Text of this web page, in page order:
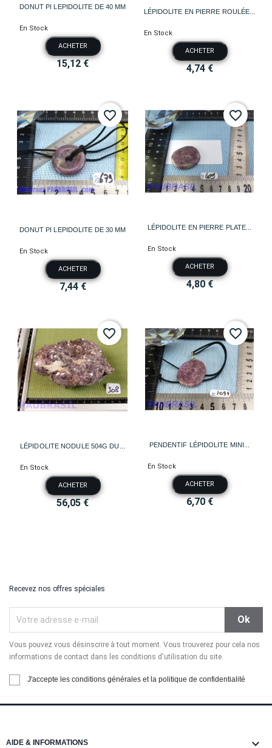
DONUT PI LEPIDOLITE DE 40 MM
En Stock
ACHETER
15,12 €
LÉPIDOLITE EN PIERRE ROULÉE...
En Stock
ACHETER
4,74 €
DONUT PI LEPIDOLITE DE 30 MM
En Stock
ACHETER
7,44 €
favorite_border
LÉPIDOLITE EN PIERRE PLATE...
En Stock
ACHETER
4,80 €
favorite_border
LÉPIDOLITE NODULE 504G DU...
En Stock
ACHETER
56,05 €
favorite_border
PENDENTIF LÉPIDOLITE MINI...
En Stock
ACHETER
6,70 €
favorite_border
Recevez nos offres spéciales
Vous pouvez vous désinscrire à tout moment. Vous trouverez pour cela nos
informations de contact dans les conditions d'utilisation du site.
J'accepte les conditions générales et la politique de confidentialité
AIDE & INFORMATIONS 